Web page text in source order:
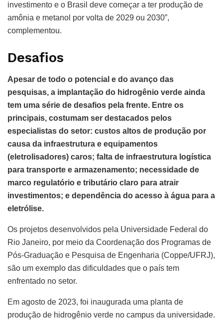
investimento e o Brasil deve começar a ter produção de
amônia e metanol por volta de 2029 ou 2030”,
complementou.
Desafios
Apesar de todo o potencial e do avanço das
pesquisas, a implantação do hidrogênio verde ainda
tem uma série de desafios pela frente. Entre os
principais, costumam ser destacados pelos
especialistas do setor: custos altos de produção por
causa da infraestrutura e equipamentos
(eletrolisadores) caros; falta de infraestrutura logística
para transporte e armazenamento; necessidade de
marco regulatório e tributário claro para atrair
investimentos; e dependência do acesso à água para a
eletrólise.
Os projetos desenvolvidos pela Universidade Federal do
Rio Janeiro, por meio da Coordenação dos Programas de
Pós-Graduação e Pesquisa de Engenharia (Coppe/UFRJ),
são um exemplo das dificuldades que o país tem
enfrentado no setor.
Em agosto de 2023, foi inaugurada uma planta de
produção de hidrogênio verde no campus da universidade.